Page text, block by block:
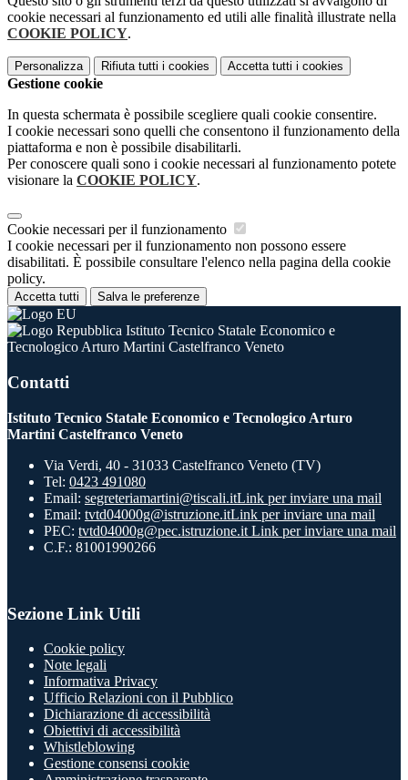
cookie necessari al funzionamento ed utili alle finalità illustrate nella
COOKIE POLICY.
Personalizza Rifiuta tutti i cookies Accetta tutti i cookies
Gestione cookie
In questa schermata è possibile scegliere quali cookie consentire.
I cookie necessari sono quelli che consentono il funzionamento della
piattaforma e non è possibile disabilitarli.
Per conoscere quali sono i cookie necessari al funzionamento potete
visionare la COOKIE POLICY.
Cookie necessari per il funzionamento
I cookie necessari per il funzionamento non possono essere
disabilitati. È possibile consultare l'elenco nella pagina della cookie
policy.
Accetta tutti Salva le preferenze
Istituto Tecnico Statale Economico e
Tecnologico Arturo Martini Castelfranco Veneto
Contatti
Istituto Tecnico Statale Economico e Tecnologico Arturo
Martini Castelfranco Veneto
Via Verdi, 40 - 31033 Castelfranco Veneto (TV)
Tel: 0423 491080
Email: segreteriamartini@tiscali.itLink per inviare una mail
Email: tvtd04000g@istruzione.itLink per inviare una mail
PEC: tvtd04000g@pec.istruzione.it Link per inviare una mail
C.F.: 81001990266
Sezione Link Utili
Cookie policy
Note legali
Informativa Privacy
Ufficio Relazioni con il Pubblico
Dichiarazione di accessibilità
Obiettivi di accessibilità
Whistleblowing
Gestione consensi cookie